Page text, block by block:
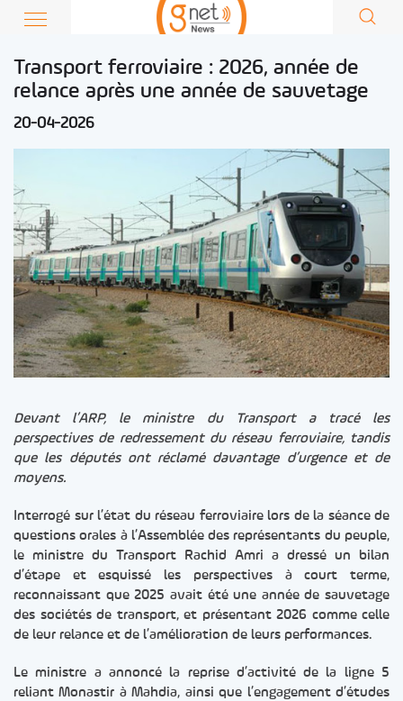
Transport ferroviaire : 2026, année de
relance après une année de sauvetage
20-04-2026
Devant l’ARP, le ministre du Transport a tracé les
perspectives de redressement du réseau ferroviaire, tandis
que les députés ont réclamé davantage d’urgence et de
moyens.
Interrogé sur l’état du réseau ferroviaire lors de la séance de
questions orales à l’Assemblée des représentants du peuple,
le ministre du Transport Rachid Amri a dressé un bilan
d’étape et esquissé les perspectives à court terme,
reconnaissant que 2025 avait été une année de sauvetage
des sociétés de transport, et présentant 2026 comme celle
de leur relance et de l’amélioration de leurs performances.
Le ministre a annoncé la reprise d’activité de la ligne 5
reliant Monastir à Mahdia, ainsi que l’engagement d’études